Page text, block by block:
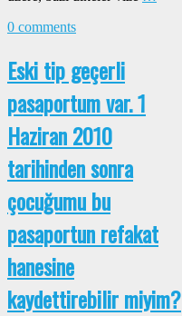
0 comments
Eski tip geçerli
pasaportum var. 1
Haziran 2010
tarihinden sonra
çocuğumu bu
pasaportun refakat
hanesine
kaydettirebilir miyim?